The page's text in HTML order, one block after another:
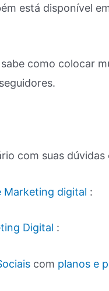
está disponível
como colocar
com suas dúvidas
Marketing digital :
Digital :
com planos e